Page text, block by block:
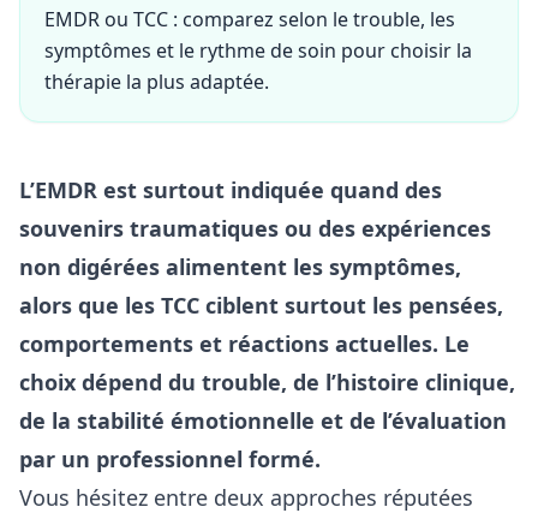
EMDR ou TCC : comparez selon le trouble, les
symptômes et le rythme de soin pour choisir la
thérapie la plus adaptée.
L’EMDR est surtout indiquée quand des
souvenirs traumatiques ou des expériences
non digérées alimentent les symptômes,
alors que les TCC ciblent surtout les pensées,
comportements et réactions actuelles. Le
choix dépend du trouble, de l’histoire clinique,
de la stabilité émotionnelle et de l’évaluation
par un professionnel formé.
Vous hésitez entre deux approches réputées